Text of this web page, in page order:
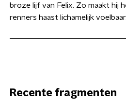
broze lijf van Felix. Zo maakt hij
renners haast lichamelijk voelbaar.
Recente fragmenten